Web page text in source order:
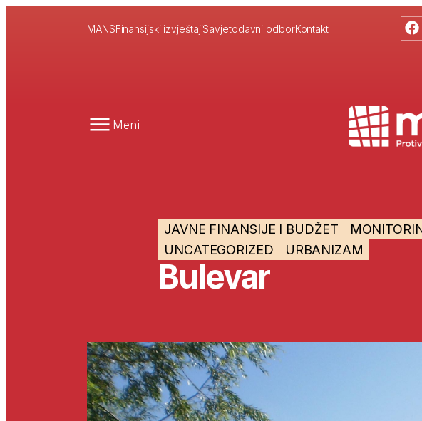
MANSFinansijski izvještajiSavjetodavni odborKontakt
Meni
JAVNE FINANSIJE I BUDŽET
UNCATEGORIZED
URBANIZAM
Bulevar